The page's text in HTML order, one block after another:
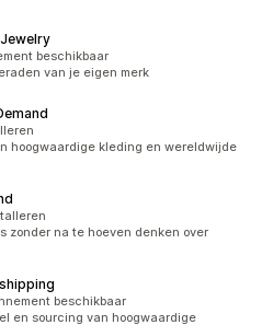
beschikbaar
van je eigen merk
hoogwaardige kleding en wereldwijde
zonder na te hoeven denken over
beschikbaar
en sourcing van hoogwaardige